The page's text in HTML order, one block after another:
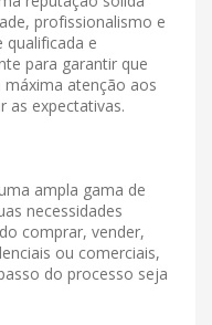
profissionalismo e
qualificada e
para garantir que
atenção aos
as expectativas.
ampla gama de
necessidades
comprar, vender,
ou comerciais,
do processo seja